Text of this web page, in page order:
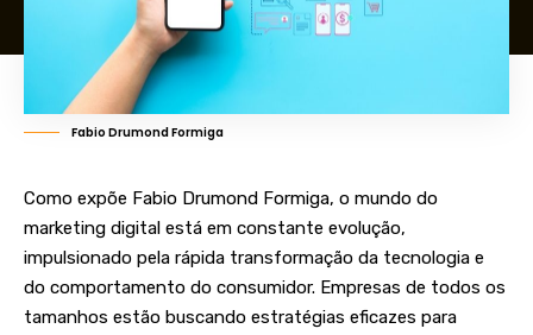
Fabio Drumond Formiga
Como expõe Fabio Drumond Formiga, o mundo do
marketing digital está em constante evolução,
impulsionado pela rápida transformação da tecnologia e
do comportamento do consumidor. Empresas de todos os
tamanhos estão buscando estratégias eficazes para